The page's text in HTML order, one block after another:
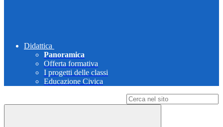
Didattica
Panoramica
Offerta formativa
I progetti delle classi
Educazione Civica